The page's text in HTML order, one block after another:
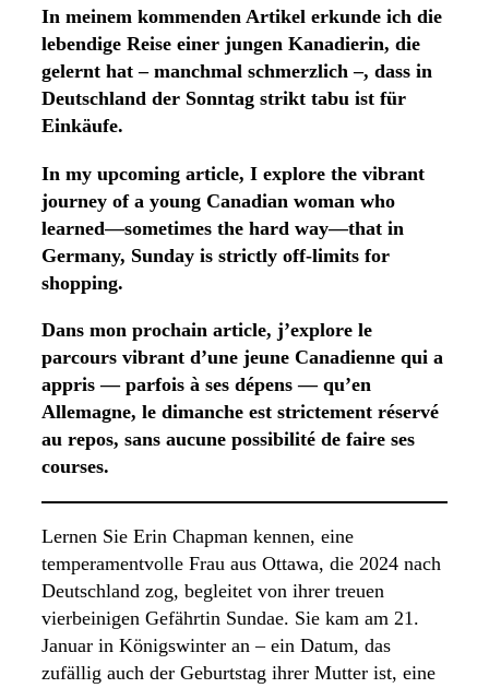
In meinem kommenden Artikel erkunde ich die
lebendige Reise einer jungen Kanadierin, die
gelernt hat – manchmal schmerzlich –, dass in
Deutschland der Sonntag strikt tabu ist für
Einkäufe.
In my upcoming article, I explore the vibrant
journey of a young Canadian woman who
learned—sometimes the hard way—that in
Germany, Sunday is strictly off-limits for
shopping.
Dans mon prochain article, j’explore le
parcours vibrant d’une jeune Canadienne qui a
appris — parfois à ses dépens — qu’en
Allemagne, le dimanche est strictement réservé
au repos, sans aucune possibilité de faire ses
courses.
Lernen Sie Erin Chapman kennen, eine
temperamentvolle Frau aus Ottawa, die 2024 nach
Deutschland zog, begleitet von ihrer treuen
vierbeinigen Gefährtin Sundae. Sie kam am 21.
Januar in Königswinter an – ein Datum, das
zufällig auch der Geburtstag ihrer Mutter ist, eine